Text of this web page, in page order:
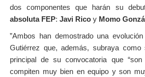
dos componentes que harán su
absoluta FEP: Javi Rico y Momo
”Ambos han demostrado una
Gutiérrez que, además, subraya como
principal de su convocatoria que
compiten muy bien en equipo y son